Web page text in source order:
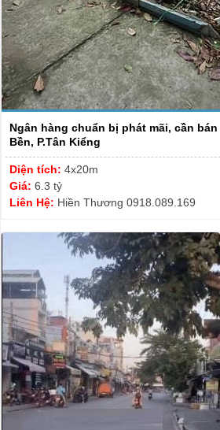
Ngân hàng chuẩn bị phát mãi, cần
Bền, P.Tân Kiểng
Diện tích: 4x20m
Giá: 6.3 tỷ
Liên Hệ: Hiền Thương 0918.089.169